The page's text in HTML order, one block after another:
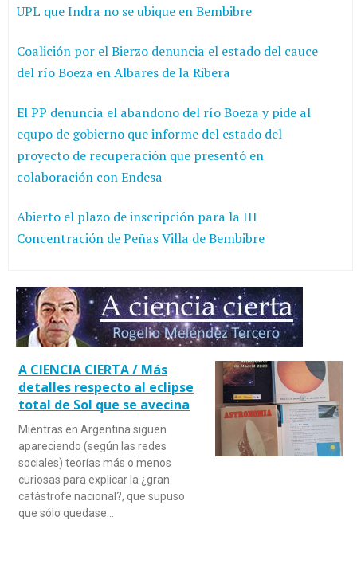
UPL que Indra no se ubique en Bembibre
Coalición por el Bierzo denuncia el estado del cauce
del río Boeza en Albares de la Ribera
El PP denuncia el abandono del río Boeza y pide al
equpo de gobierno que informe del estado del
proyecto de recuperación que presentó en
colaboración con Endesa
Abierto el plazo de inscripción para la III
Concentración de Peñas Villa de Bembibre
A CIENCIA CIERTA / Más
detalles respecto al eclipse
total de Sol que se avecina
Mientras en Argentina siguen
apareciendo (según las redes
sociales) teorías más o menos
curiosas para explicar la ¿gran
catástrofe nacional?, que supuso
que sólo quedase…